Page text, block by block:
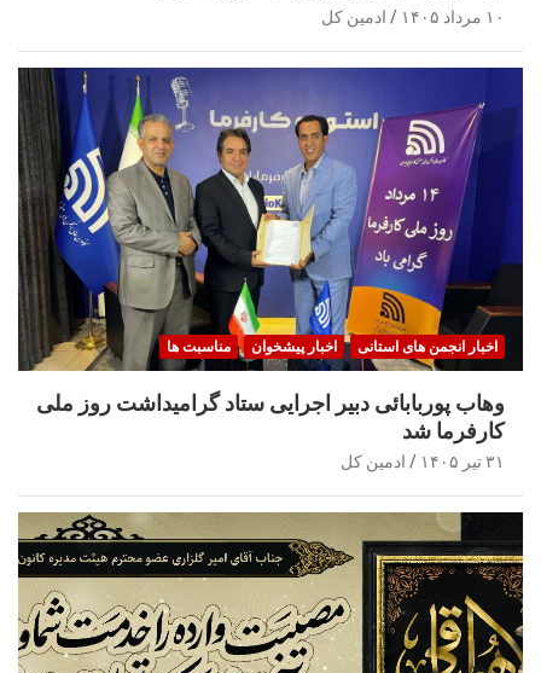
۱۰ مرداد ۱۴۰۵ ادمین کل
اخبار انجمن های استانی اخبار پیشخوان مناسبت ها
وهاب پوربابائی دبیر اجرایی ستاد گرامیداشت روز ملی
کارفرما شد
۳۱ تیر ۱۴۰۵ ادمین کل